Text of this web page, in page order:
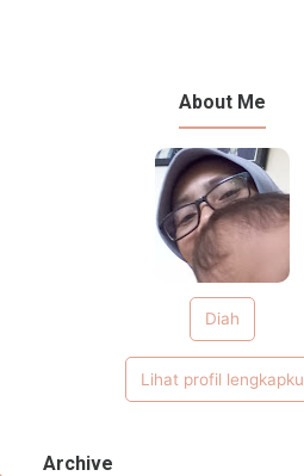
About Me
Diah
Lihat profil lengkapku
Archive